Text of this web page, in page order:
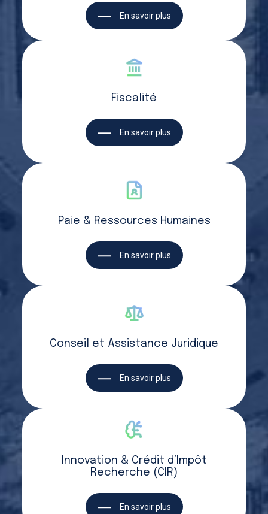
En savoir plus
Fiscalité
En savoir plus
Paie & Ressources Humaines
En savoir plus
Conseil et Assistance Juridique
En savoir plus
Innovation & Crédit d’Impôt
Recherche (CIR)
En savoir plus